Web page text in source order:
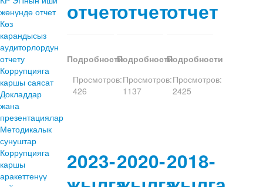
жөнүндө отчет
Көз
карандысыз
аудиторлордун
отчету
Коррупцияга
каршы саясат
Докладдар
жана
презентациялар
Методикалык
сунуштар
Коррупцияга
каршы
аракеттенүү
отчет
Подробности
Просмотров:
426
отчет
Подробности
Просмотров:
1137
отчет
Подробности
Просмотров:
2425
2023-2020-2018-